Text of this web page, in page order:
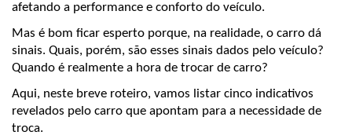
afetando a performance e conforto do veículo.
Mas é bom ficar esperto porque, na realidade, o carro dá
sinais. Quais, porém, são esses sinais dados pelo veículo?
Quando é realmente a hora de trocar de carro?
Aqui, neste breve roteiro, vamos listar cinco indicativos
revelados pelo carro que apontam para a necessidade de
troca.